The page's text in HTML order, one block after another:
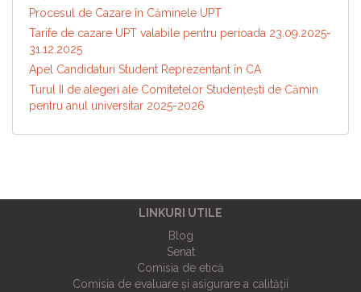
Procesul de Cazare în Căminele UPT
Tarife de cazare UPT valabile pentru perioada 23.09.2025-
31.12.2025
Apel Candidaturi Student Reprezentant în CA
Turul II de alegeri ale Comitetelor Studențești de Cămin
pentru anul universitar 2025-2026
LINKURI UTILE
Blog
Senat
Comisia de etică
Comisia de evaluare și asigurare a calității